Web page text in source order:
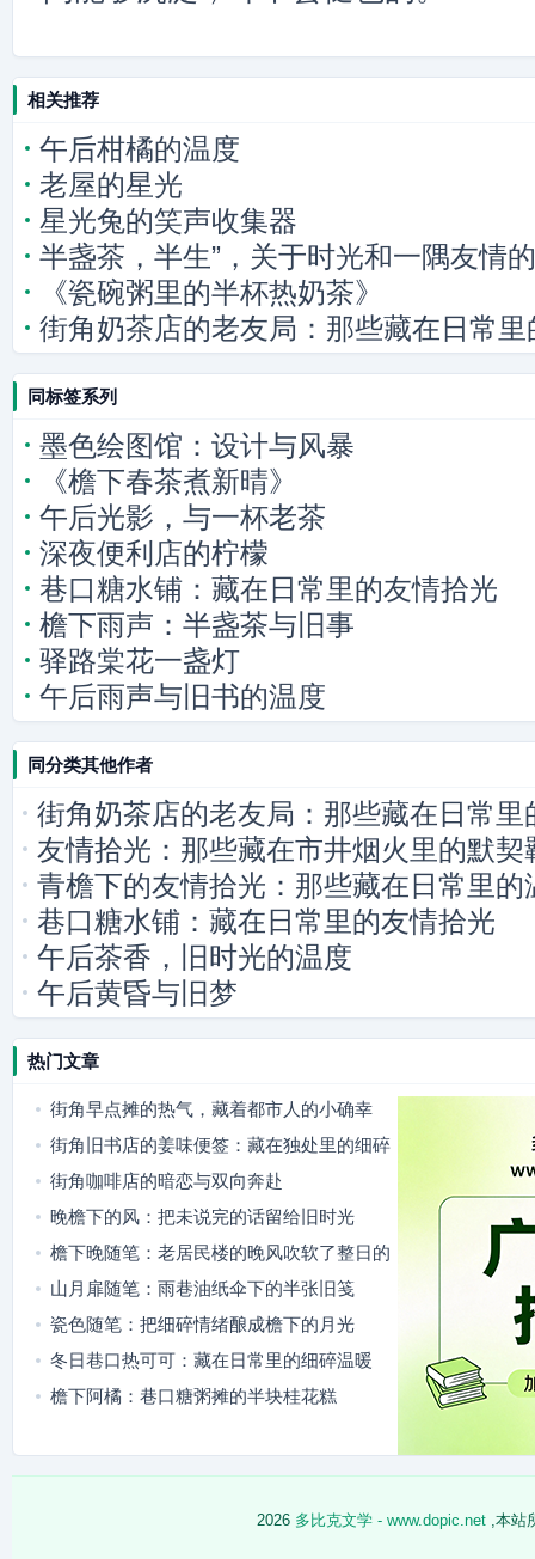
相关推荐
午后柑橘的温度
老屋的星光
星光兔的笑声收集器
半盏茶，半生”，关于时光和一隅友情
《瓷碗粥里的半杯热奶茶》
街角奶茶店的老友局：那些藏在日常
同标签系列
墨色绘图馆：设计与风暴
《檐下春茶煮新晴》
午后光影，与一杯老茶
深夜便利店的柠檬
巷口糖水铺：藏在日常里的友情拾光
檐下雨声：半盏茶与旧事
驿路棠花一盏灯
午后雨声与旧书的温度
同分类其他作者
街角奶茶店的老友局：那些藏在日常里
友情拾光：那些藏在市井烟火里的默契
青檐下的友情拾光：那些藏在日常里的
巷口糖水铺：藏在日常里的友情拾光
午后茶香，旧时光的温度
午后黄昏与旧梦
热门文章
街角早点摊的热气，藏着都市人的小确幸
街角旧书店的姜味便签：藏在独处里的细碎
善意
街角咖啡店的暗恋与双向奔赴
晚檐下的风：把未说完的话留给旧时光
檐下晚随笔：老居民楼的晚风吹软了整日的
疲惫
山月扉随笔：雨巷油纸伞下的半张旧笺
瓷色随笔：把细碎情绪酿成檐下的月光
冬日巷口热可可：藏在日常里的细碎温暖
檐下阿橘：巷口糖粥摊的半块桂花糕
2026 多比克文学 - www.dopic.net ,本站